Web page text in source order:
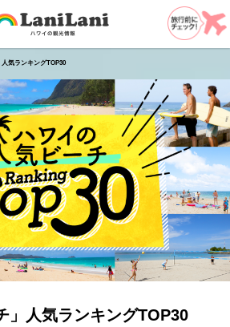
気ランキングTOP30
」人気ランキングTOP30